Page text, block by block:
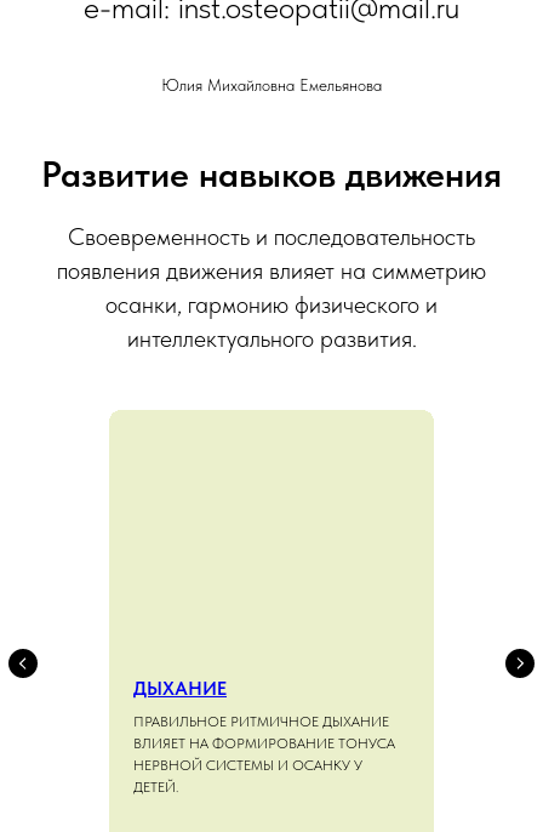
Юлия Михайловна Емельянова
Развитие навыков движения
Своевременность и последовательность
появления движения влияет на симметрию
осанки, гармонию физического и
интеллектуального развития.
ДЫХАНИЕ
ПРАВИЛЬНОЕ РИТМИЧНОЕ ДЫХАНИЕ
ВЛИЯЕТ НА ФОРМИРОВАНИЕ ТОНУСА
НЕРВНОЙ СИСТЕМЫ И ОСАНКУ У
ДЕТЕЙ.